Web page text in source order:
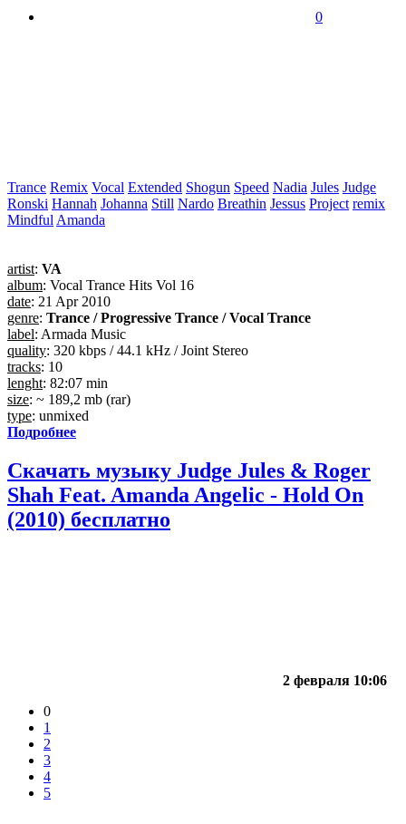
0
Trance Remix Vocal Extended Shogun Speed Nadia Jules Judge
Ronski Hannah Johanna Still Nardo Breathin Jessus Project remix
Mindful Amanda
artist: VA
album: Vocal Trance Hits Vol 16
date: 21 Apr 2010
genre: Trance / Progressive Trance / Vocal Trance
label: Armada Music
quality: 320 kbps / 44.1 kHz / Joint Stereo
tracks: 10
lenght: 82:07 min
size: ~ 189,2 mb (rar)
type: unmixed
Подробнее
Скачать музыку Judge Jules & Roger
Shah Feat. Amanda Angelic - Hold On
(2010) бесплатно
2 февраля 10:06
0
1
2
3
4
5